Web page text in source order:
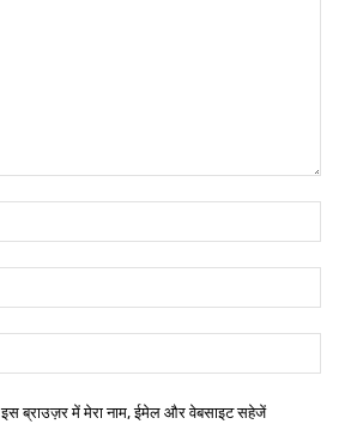
इस ब्राउज़र में मेरा नाम, ईमेल और वेबसाइट सहेजें